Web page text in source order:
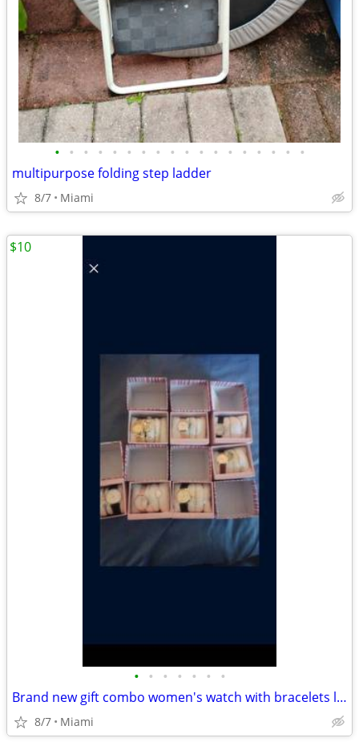
• • • • • • • • • • • • • • • • • •
multipurpose folding step ladder
8/7 Miami
• • • • • • •
Brand new gift combo women's watch with bracelets liquidation sale
8/7 Miami
$10